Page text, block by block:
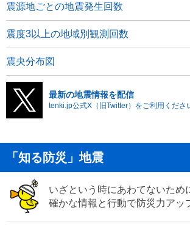
震源地ごとの地震発生回数
震度3以上の地域別観測回数
震央分布図
最新の地震情報を配信
tenki.jp公式X（旧Twitter）をご利用くださ
「知る防災」地震
いざという時にあわてないため
確かな情報と行動で防災力アッ